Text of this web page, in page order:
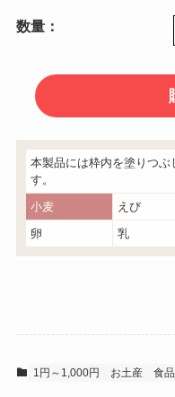
数量：
本製品には枠内を塗りつぶ
す。
小麦
えび
卵
乳
1円～1,000円 お土産 食品